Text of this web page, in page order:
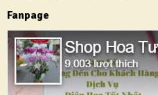
Fanpage